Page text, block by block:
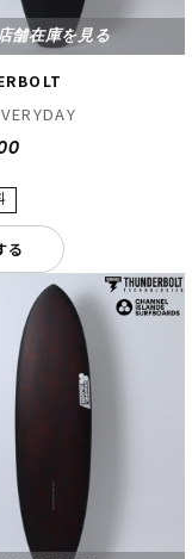
舗在庫を見る
る